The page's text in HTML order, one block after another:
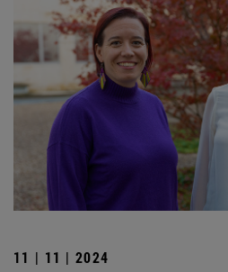
11 | 11 | 2024